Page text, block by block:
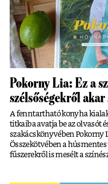
Pokorny Lia: Ez a
szélsőségekről
A fenntartható konyha
titkaiba avatja be az olvasót
szakácskönyvében Pokorny
Összekötvében a
fűszerekről is mesélt a